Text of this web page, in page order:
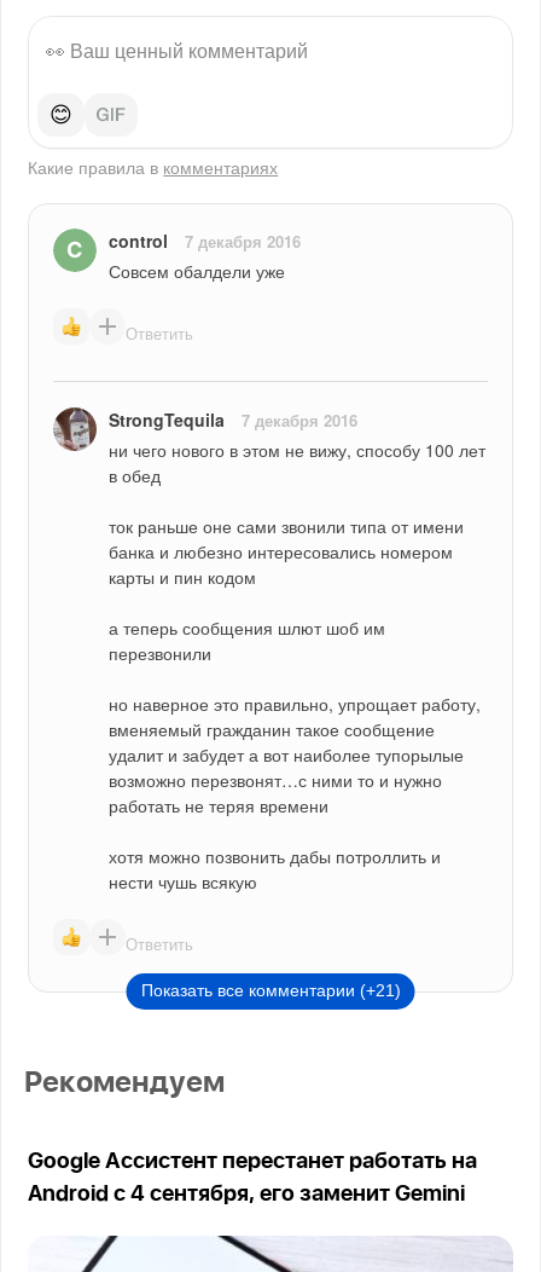
😊
Какие правила в комментариях
control 7 декабря 2016
Совсем обалдели уже
Ответить
StrongTequila 7 декабря 2016
ни чего нового в этом не вижу, способу 100 лет
в обед
ток раньше оне сами звонили типа от имени
банка и любезно интересовались номером
карты и пин кодом
а теперь сообщения шлют шоб им
перезвонили
но наверное это правильно, упрощает работу,
вменяемый гражданин такое сообщение
удалит и забудет а вот наиболее тупорылые
возможно перезвонят…с ними то и нужно
работать не теряя времени
хотя можно позвонить дабы потроллить и
нести чушь всякую
Ответить
Показать все комментарии (+21)
Рекомендуем
Google Ассистент перестанет работать на
Android с 4 сентября, его заменит Gemini